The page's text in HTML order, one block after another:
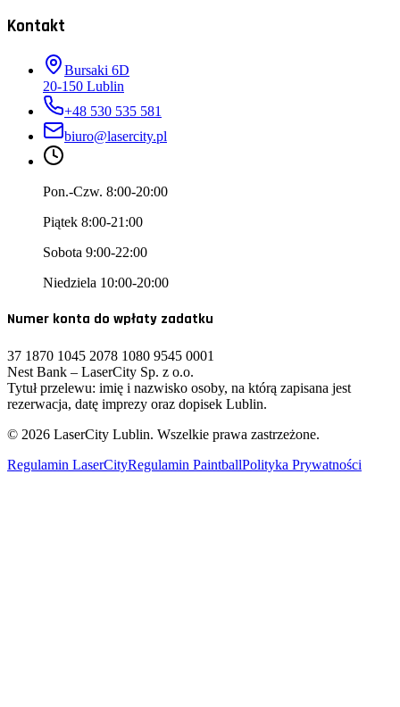
Kontakt
Bursaki 6D
20-150 Lublin
+48 530 535 581
biuro@lasercity.pl
Pon.-Czw. 8:00-20:00
Piątek 8:00-21:00
Sobota 9:00-22:00
Niedziela 10:00-20:00
Numer konta do wpłaty zadatku
37 1870 1045 2078 1080 9545 0001
Nest Bank – LaserCity Sp. z o.o.
Tytuł przelewu: imię i nazwisko osoby, na którą zapisana jest
rezerwacja, datę imprezy oraz dopisek Lublin.
© 2026 LaserCity Lublin. Wszelkie prawa zastrzeżone.
Regulamin LaserCityRegulamin PaintballPolityka Prywatności